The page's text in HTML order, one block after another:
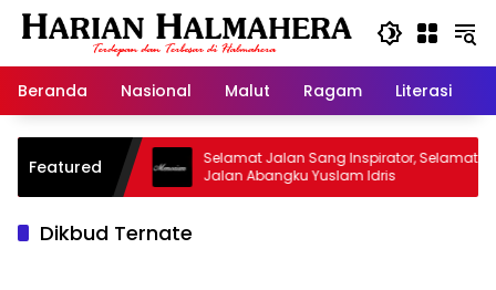
Langsung
Beranda
Nasional Malut Ragam Literasi
Featured
Warisan
Selamat Jalan Sang Inspirator, Selamat
Jalan Abangku Yuslam Idris
Dikbud Ternate